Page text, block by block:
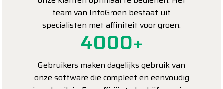
team van InfoGroen bestaat uit
specialisten met affiniteit voor groen.
4000+
Gebruikers maken dagelijks gebruik van
onze software die compleet en eenvoudig